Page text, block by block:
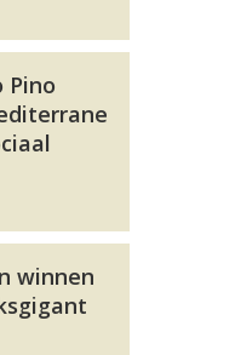
Pino
winnen